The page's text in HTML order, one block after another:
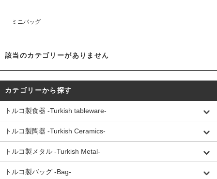
ミニバッグ
該当のカテゴリーがありません
カテゴリーから探す
トルコ製食器 -Turkish tableware-
トルコ製陶器 -Turkish Ceramics-
トルコ製メタル -Turkish Metal-
トルコ製バッグ -Bag-